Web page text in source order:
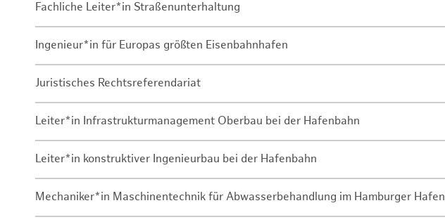
Fachliche Leiter*in Straßenunterhaltung
Ingenieur*in für Europas größten Eisenbahnhafen
Juristisches Rechtsreferendariat
Leiter*in Infrastrukturmanagement Oberbau bei der Hafenbahn
Leiter*in konstruktiver Ingenieurbau bei der Hafenbahn
Mechaniker*in Maschinentechnik für Abwasserbehandlung im Hamburger Hafen